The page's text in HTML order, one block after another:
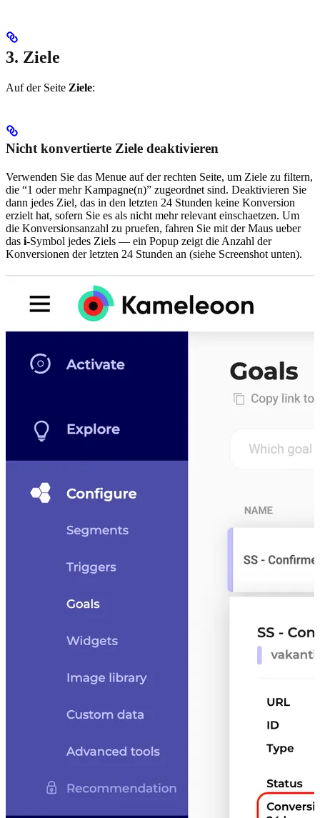
3. Ziele
Auf der Seite Ziele:
Nicht konvertierte Ziele deaktivieren
Verwenden Sie das Menue auf der rechten Seite, um Ziele zu filtern,
die “1 oder mehr Kampagne(n)” zugeordnet sind. Deaktivieren Sie
dann jedes Ziel, das in den letzten 24 Stunden keine Konversion
erzielt hat, sofern Sie es als nicht mehr relevant einschaetzen. Um
die Konversionsanzahl zu pruefen, fahren Sie mit der Maus ueber
das i-Symbol jedes Ziels — ein Popup zeigt die Anzahl der
Konversionen der letzten 24 Stunden an (siehe Screenshot unten).